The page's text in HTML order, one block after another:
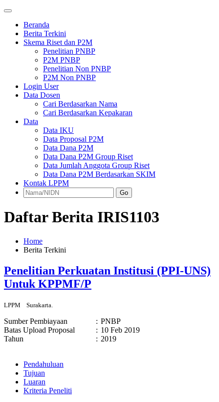
Beranda
Berita Terkini
Skema Riset dan P2M
Penelitian PNBP
P2M PNBP
Penelitian Non PNBP
P2M Non PNBP
Login User
Data Dosen
Cari Berdasarkan Nama
Cari Berdasarkan Kepakaran
Data
Data IKU
Data Proposal P2M
Data Dana P2M
Data Dana P2M Group Riset
Data Jumlah Anggota Group Riset
Data Dana P2M Berdasarkan SKIM
Kontak LPPM
Go
Daftar Berita IRIS1103
Home
Berita Terkini
Penelitian Perkuatan Institusi (PPI-UNS)
Untuk KPPMF/P
LPPM Surakarta.
Sumber Pembiayaan : PNBP
Batas Upload Proposal
: 10 Feb 2019
Tahun
: 2019
Pendahuluan
Tujuan
Luaran
Kriteria Peneliti